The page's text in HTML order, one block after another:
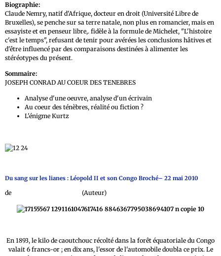
Biographie:
Claude Nemry, natif d'Afrique, docteur en droit (Université Libre de
Bruxelles), se penche sur sa terre natale, non plus en romancier, mais en
essayiste et en penseur libre,. fidèle à la formule de Michelet, "L'histoire
c'est le temps", refusant de tenir pour avérées les conclusions hâtives et
d'être influencé par des comparaisons destinées à alimenter les
stéréotypes du présent.
Sommaire:
JOSEPH CONRAD AU COEUR DES TENEBRES
Analyse d'une oeuvre, analyse d'un écrivain
Au coeur des ténèbres, réalité ou fiction ?
L'énigme Kurtz
Du sang sur les lianes : Léopold II et son Congo Broché– 22 mai 2010
de (Auteur)
En 1893, le kilo de caoutchouc récolté dans la forêt équatoriale du Congo
valait 6 francs-or ; en dix ans, l'essor de l'automobile doubla ce prix. Le